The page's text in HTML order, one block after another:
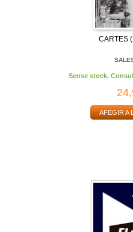
CARTES
Sense stock.
AFEGIR A